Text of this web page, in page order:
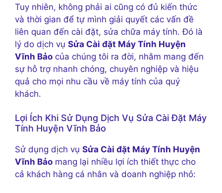
Tuy nhiên, không phải ai cũng có đủ kiến thức
và thời gian để tự mình giải quyết các vấn đề
liên quan đến cài đặt, sửa chữa máy tính. Đó là
lý do dịch vụ Sửa Cài đặt Máy Tính Huyện
Vĩnh Bảo của chúng tôi ra đời, nhằm mang đến
sự hỗ trợ nhanh chóng, chuyên nghiệp và hiệu
quả cho mọi nhu cầu về máy tính của quý
khách.
Lợi Ích Khi Sử Dụng Dịch Vụ Sửa Cài Đặt Máy
Tính Huyện Vĩnh Bảo
Sử dụng dịch vụ Sửa Cài đặt Máy Tính Huyện
Vĩnh Bảo mang lại nhiều lợi ích thiết thực cho
cả khách hàng cá nhân và doanh nghiệp nhỏ: